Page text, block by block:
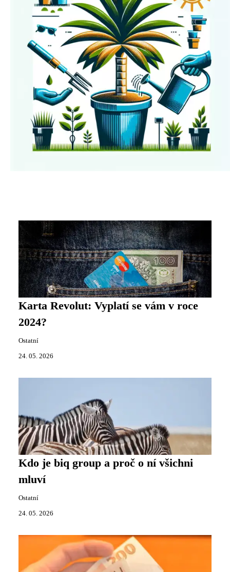
Karta Revolut: Vyplatí se vám v roce
2024?
Ostatní
24. 05. 2026
Kdo je biq group a proč o ní všichni
mluví
Ostatní
24. 05. 2026